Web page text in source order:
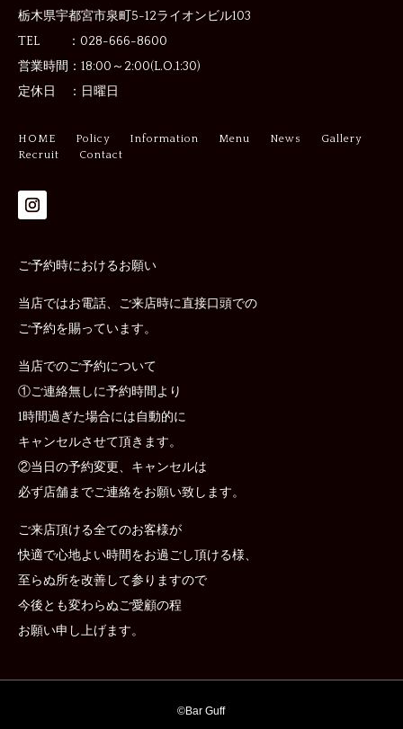
栃木県宇都宮市泉町5-12ライオンビル103
TEL ：028-666-8600
営業時間： 18:00～2:00(L.O.1:30)
定休日 ： 日曜日
HOME Policy Information Menu News
Gallery
Recruit
Contact
ご予約時におけるお願い
当店ではお電話、ご来店時に直接口頭での
ご予約を賜っています。
当店でのご予約について
①ご連絡無しに予約時間より
1時間過ぎた場合には自動的に
キャンセルさせて頂きます。
②当日の予約変更、キャンセルは
必ず店舗までご連絡をお願い致します。
ご来店頂ける全てのお客様が
快適で心地よい時間をお過ごし頂ける様、
至らぬ所を改善して参りますので
今後とも変わらぬご愛顧の程
お願い申し上げます。
©︎Bar Guff